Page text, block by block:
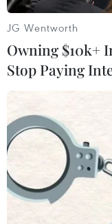
Tòa nhà bị phá
Ishikawa, Nhật
JG Wentworth
Owning $10k+
Stop Paying